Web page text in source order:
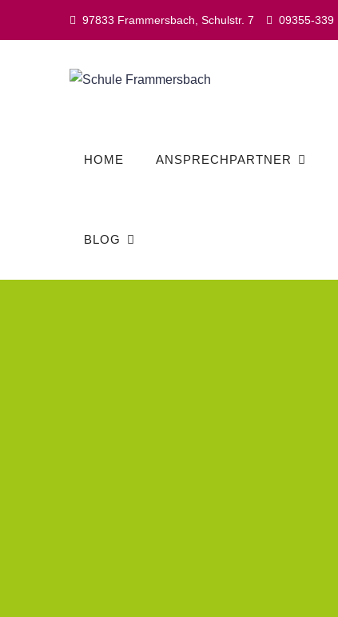
97833 Frammersbach, Schulstr. 7 09355-339
HOME ANSPRECHPARTNER
BLOG